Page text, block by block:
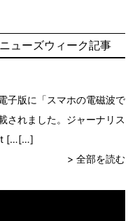
ューズウィーク記事
子版に「スマホの電磁波で
されました。ジャーナリス
[…
> 全部を読む